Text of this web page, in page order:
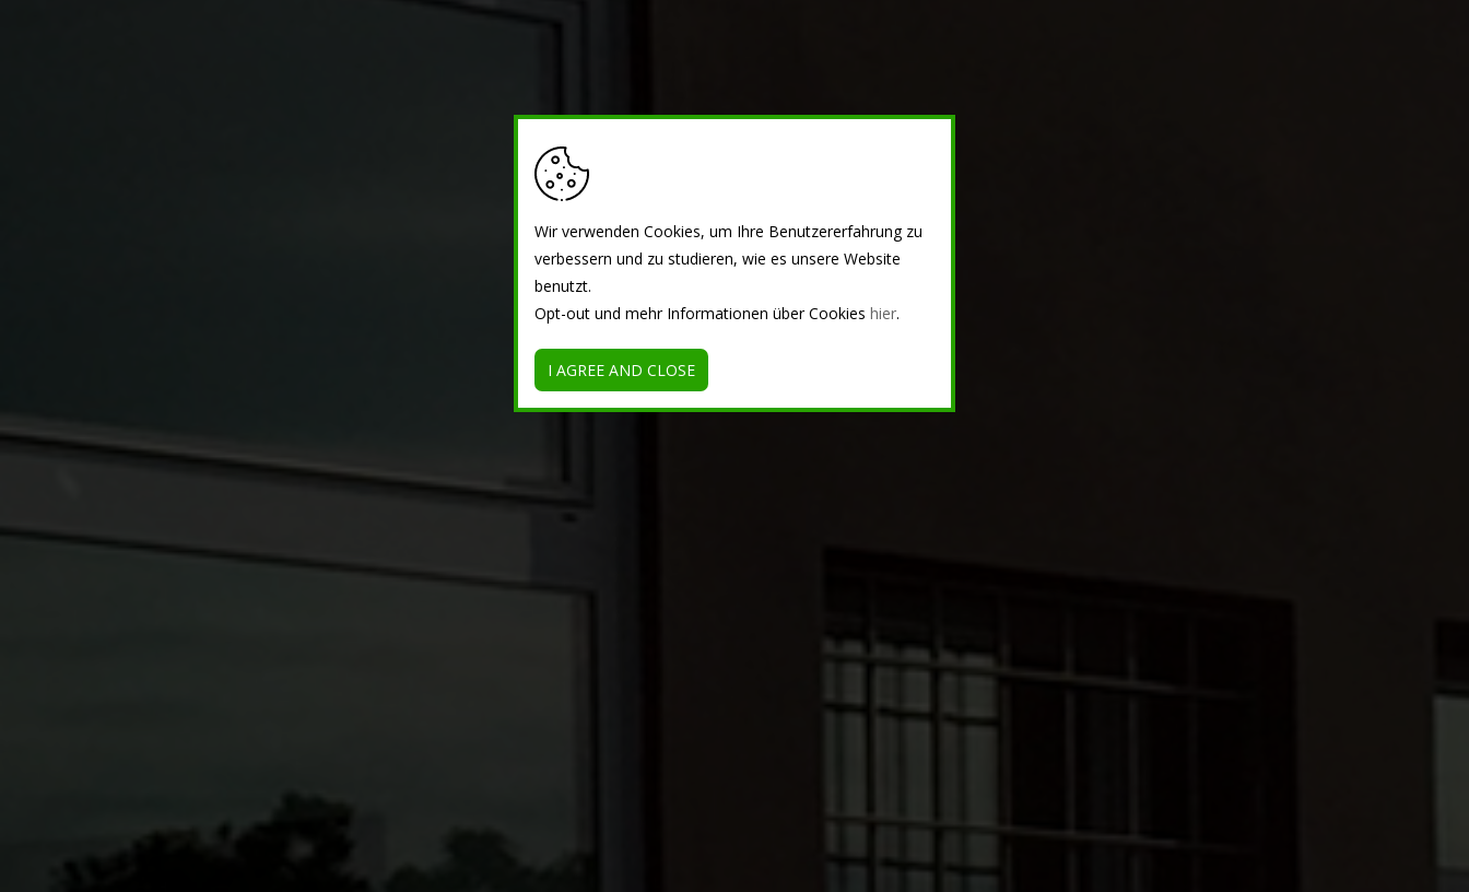
Wir verwenden Cookies, um Ihre Benutzererfahrung zu
verbessern und zu studieren, wie es unsere Website
benutzt.
Opt-out und mehr Informationen über Cookieshier.
I AGREE AND CLOSE